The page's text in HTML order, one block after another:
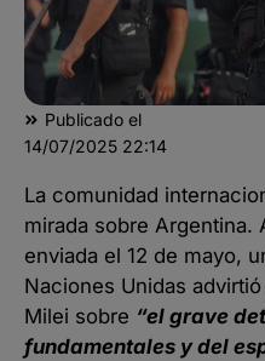
Publicado el
14/07/2025 22:14
La comunidad
mirada sobre Argentina.
enviada el 12 de mayo,
Naciones Unidas
Milei sobre “el grave
fundamentales y del